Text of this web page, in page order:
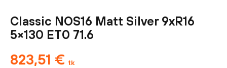
Classic NOS16 Matt Silver 9xR16
5×130 ET0 71.6
823,51 € tk